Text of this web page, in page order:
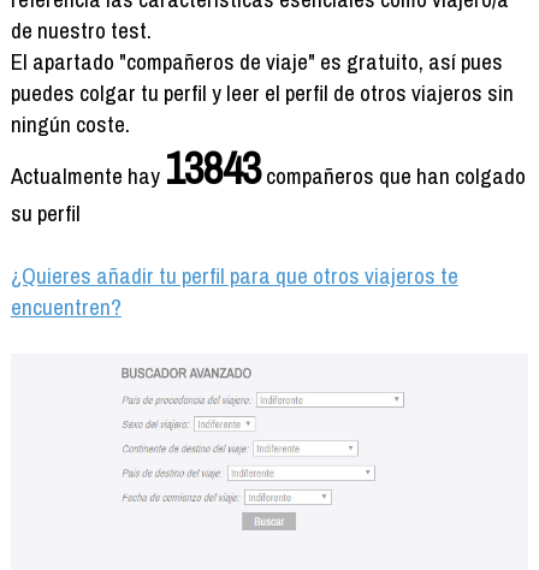
de nuestro test.
El apartado "compañeros de viaje" es gratuito, así pues
puedes colgar tu perfil y leer el perfil de otros viajeros sin
ningún coste.
Actualmente hay 13843compañeros que han colgado
su perfil
¿Quieres añadir tu perfil para que otros viajeros te
encuentren?